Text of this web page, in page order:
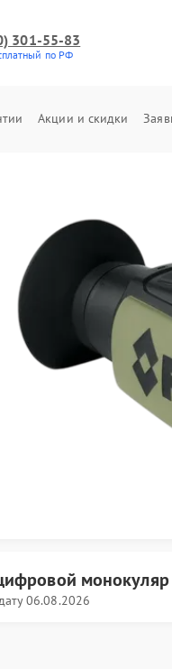
301-55-83
по РФ
Акции и скидки
монокуляр
06.08.2026